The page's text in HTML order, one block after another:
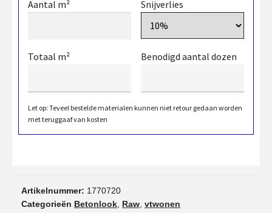
Aantal m² Snijverlies
Totaal m² Benodigd aantal dozen
Let op: Teveel bestelde materialen kunnen niet retour gedaan worden
met teruggaaf van kosten
Artikelnummer: 1770720
Categorieën Betonlook, Raw, vtwonen